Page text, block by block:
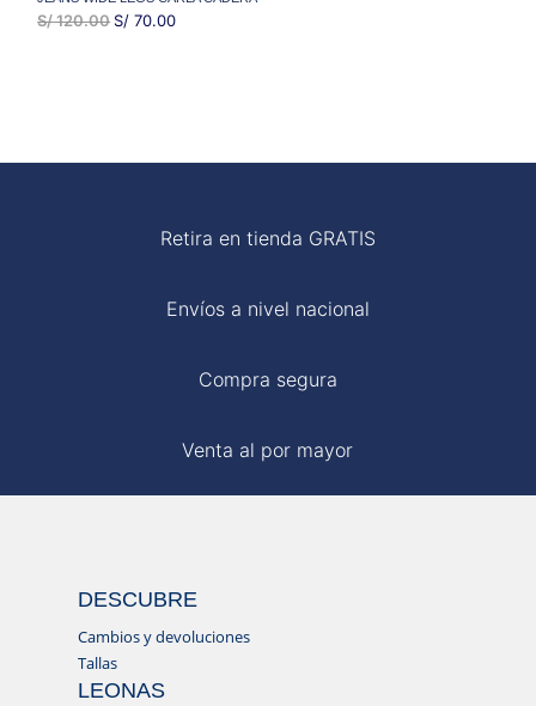
S/120.00 EL
S/ 70.00EL
Retira en tienda GRATIS
Envíos a nivel nacional
Compra segura
Venta al por mayor
DESCUBRE
Cambios y devoluciones
Tallas
LEONAS